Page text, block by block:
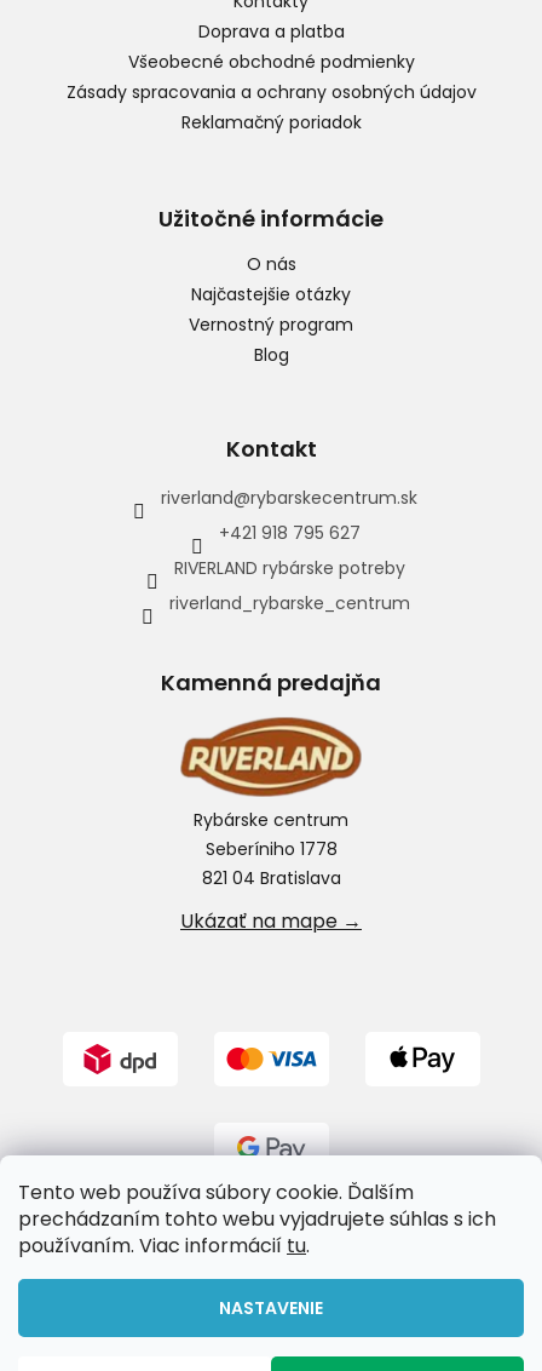
Tento web používa súbory cookie. Ďalším
prechádzaním tohto webu vyjadrujete súhlas s ich
používaním. Viac informácií tu.
NASTAVENIE
Doprava a platba
Všeobecné obchodné podmienky
Zásady spracovania a ochrany osobných údajov
Reklamačný poriadok
Užitočné informácie
O nás
Najčastejšie otázky
Vernostný program
Blog
Kontakt
riverland@rybarskecentrum.sk
+421 918 795 627
RIVERLAND rybárske potreby
riverland_rybarske_centrum
Kamenná predajňa
Rybárske centrum
Seberíniho 1778
821 04 Bratislava
Ukázať na mape →
Riverland.sk. Všetky práva vyhradené.